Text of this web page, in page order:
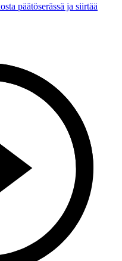
päätöserässä ja siirtää